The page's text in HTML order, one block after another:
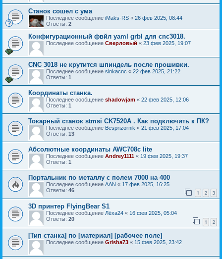
Станок сошел с ума
Последнее сообщение iMaks-RS « 26 фев 2025, 08:44
Ответы: 2
Конфигурационный фвйл yaml grbl для cnc3018.
Последнее сообщение Сверловый « 23 фев 2025, 19:07
CNC 3018 не крутится шпиндель после прошивки.
Последнее сообщение sinkacnc « 22 фев 2025, 21:22
Ответы: 1
Координаты станка.
Последнее сообщение shadowjam « 22 фев 2025, 12:06
Ответы: 1
Токарный станок stmsi CK7520A . Как подключить к ПК?
Последнее сообщение Besprizornik « 21 фев 2025, 17:04
Ответы: 13
Абсолютные координаты AWC708c lite
Последнее сообщение Andrey1111 « 19 фев 2025, 19:37
Ответы: 1
Портальник по металлу с полем 7000 на 400
Последнее сообщение AAN « 17 фев 2025, 16:25
Ответы: 46 1 2 3
3D принтер FlyingBear S1
Последнее сообщение Лёха24 « 16 фев 2025, 05:04
Ответы: 20 1 2
[Тип станка] по [материал] [рабочее поле]
Последнее сообщение Grisha73 « 15 фев 2025, 23:42